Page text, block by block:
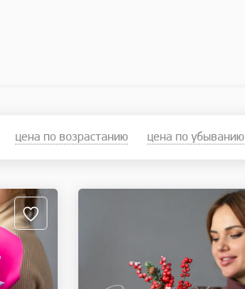
цена по возрастанию цена по убыванию